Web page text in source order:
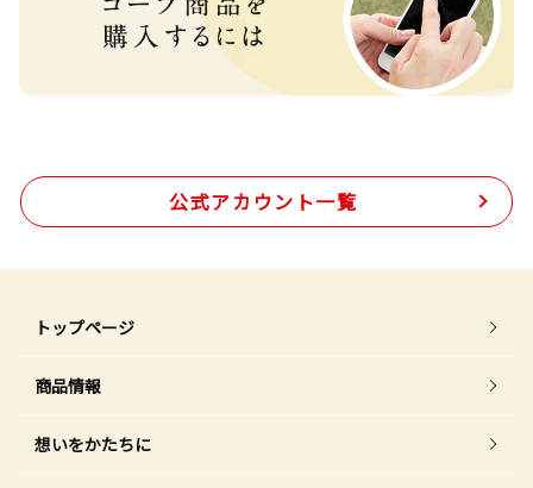
公式アカウント一覧
トップページ
商品情報
想いをかたちに